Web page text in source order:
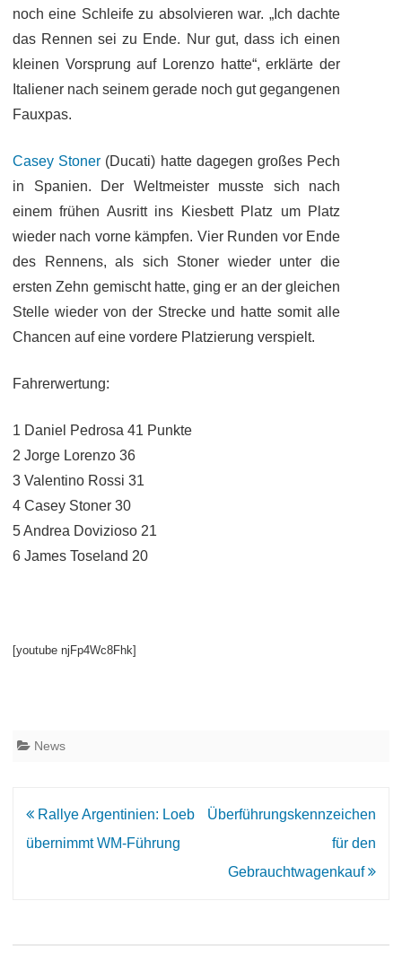
noch eine Schleife zu absolvieren war. „Ich dachte
das Rennen sei zu Ende. Nur gut, dass ich einen
kleinen Vorsprung auf Lorenzo hatte“, erklärte der
Italiener nach seinem gerade noch gut gegangenen
Fauxpas.
Casey Stoner (Ducati) hatte dagegen großes Pech
in Spanien. Der Weltmeister musste sich nach
einem frühen Ausritt ins Kiesbett Platz um Platz
wieder nach vorne kämpfen. Vier Runden vor Ende
des Rennens, als sich Stoner wieder unter die
ersten Zehn gemischt hatte, ging er an der gleichen
Stelle wieder von der Strecke und hatte somit alle
Chancen auf eine vordere Platzierung verspielt.
Fahrerwertung:
1 Daniel Pedrosa 41 Punkte
2 Jorge Lorenzo 36
3 Valentino Rossi 31
4 Casey Stoner 30
5Andrea Dovizioso 21
6 James Toseland 20
[youtube njFp4Wc8Fhk]
News
Beitrags-
Navigation
Rallye Argentinien: Loeb
übernimmt WM-Führung
Überführungskennzeichen
für den
Gebrauchtwagenkauf